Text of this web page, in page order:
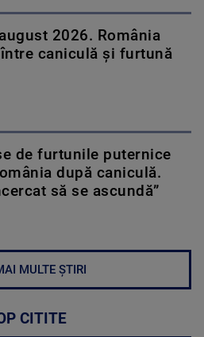
2026. România
caniculă și furtună
de furtunile puternice
după caniculă.
să se ascundă”
MULTE ȘTIRI
CITITE